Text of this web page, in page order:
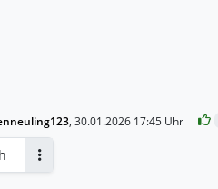
, 30.01.2026 17:45 Uhr